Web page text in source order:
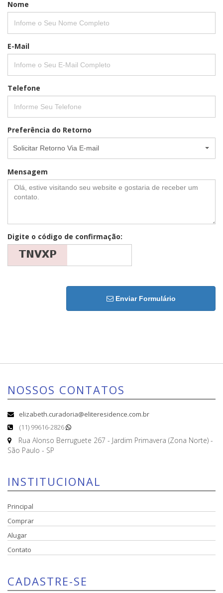
Nome
E-Mail
Telefone
Preferência do Retorno
Solicitar Retorno Via E-mail
Mensagem
Digite o código de confirmação:
Enviar Formulário
NOSSOS CONTATOS
elizabeth.curadoria@eliteresidence.com.br
(11) 99616-2826
Rua Alonso Berruguete 267 - Jardim Primavera (Zona Norte) -
São Paulo - SP
INSTITUCIONAL
Principal
Comprar
Alugar
Contato
CADASTRE-SE